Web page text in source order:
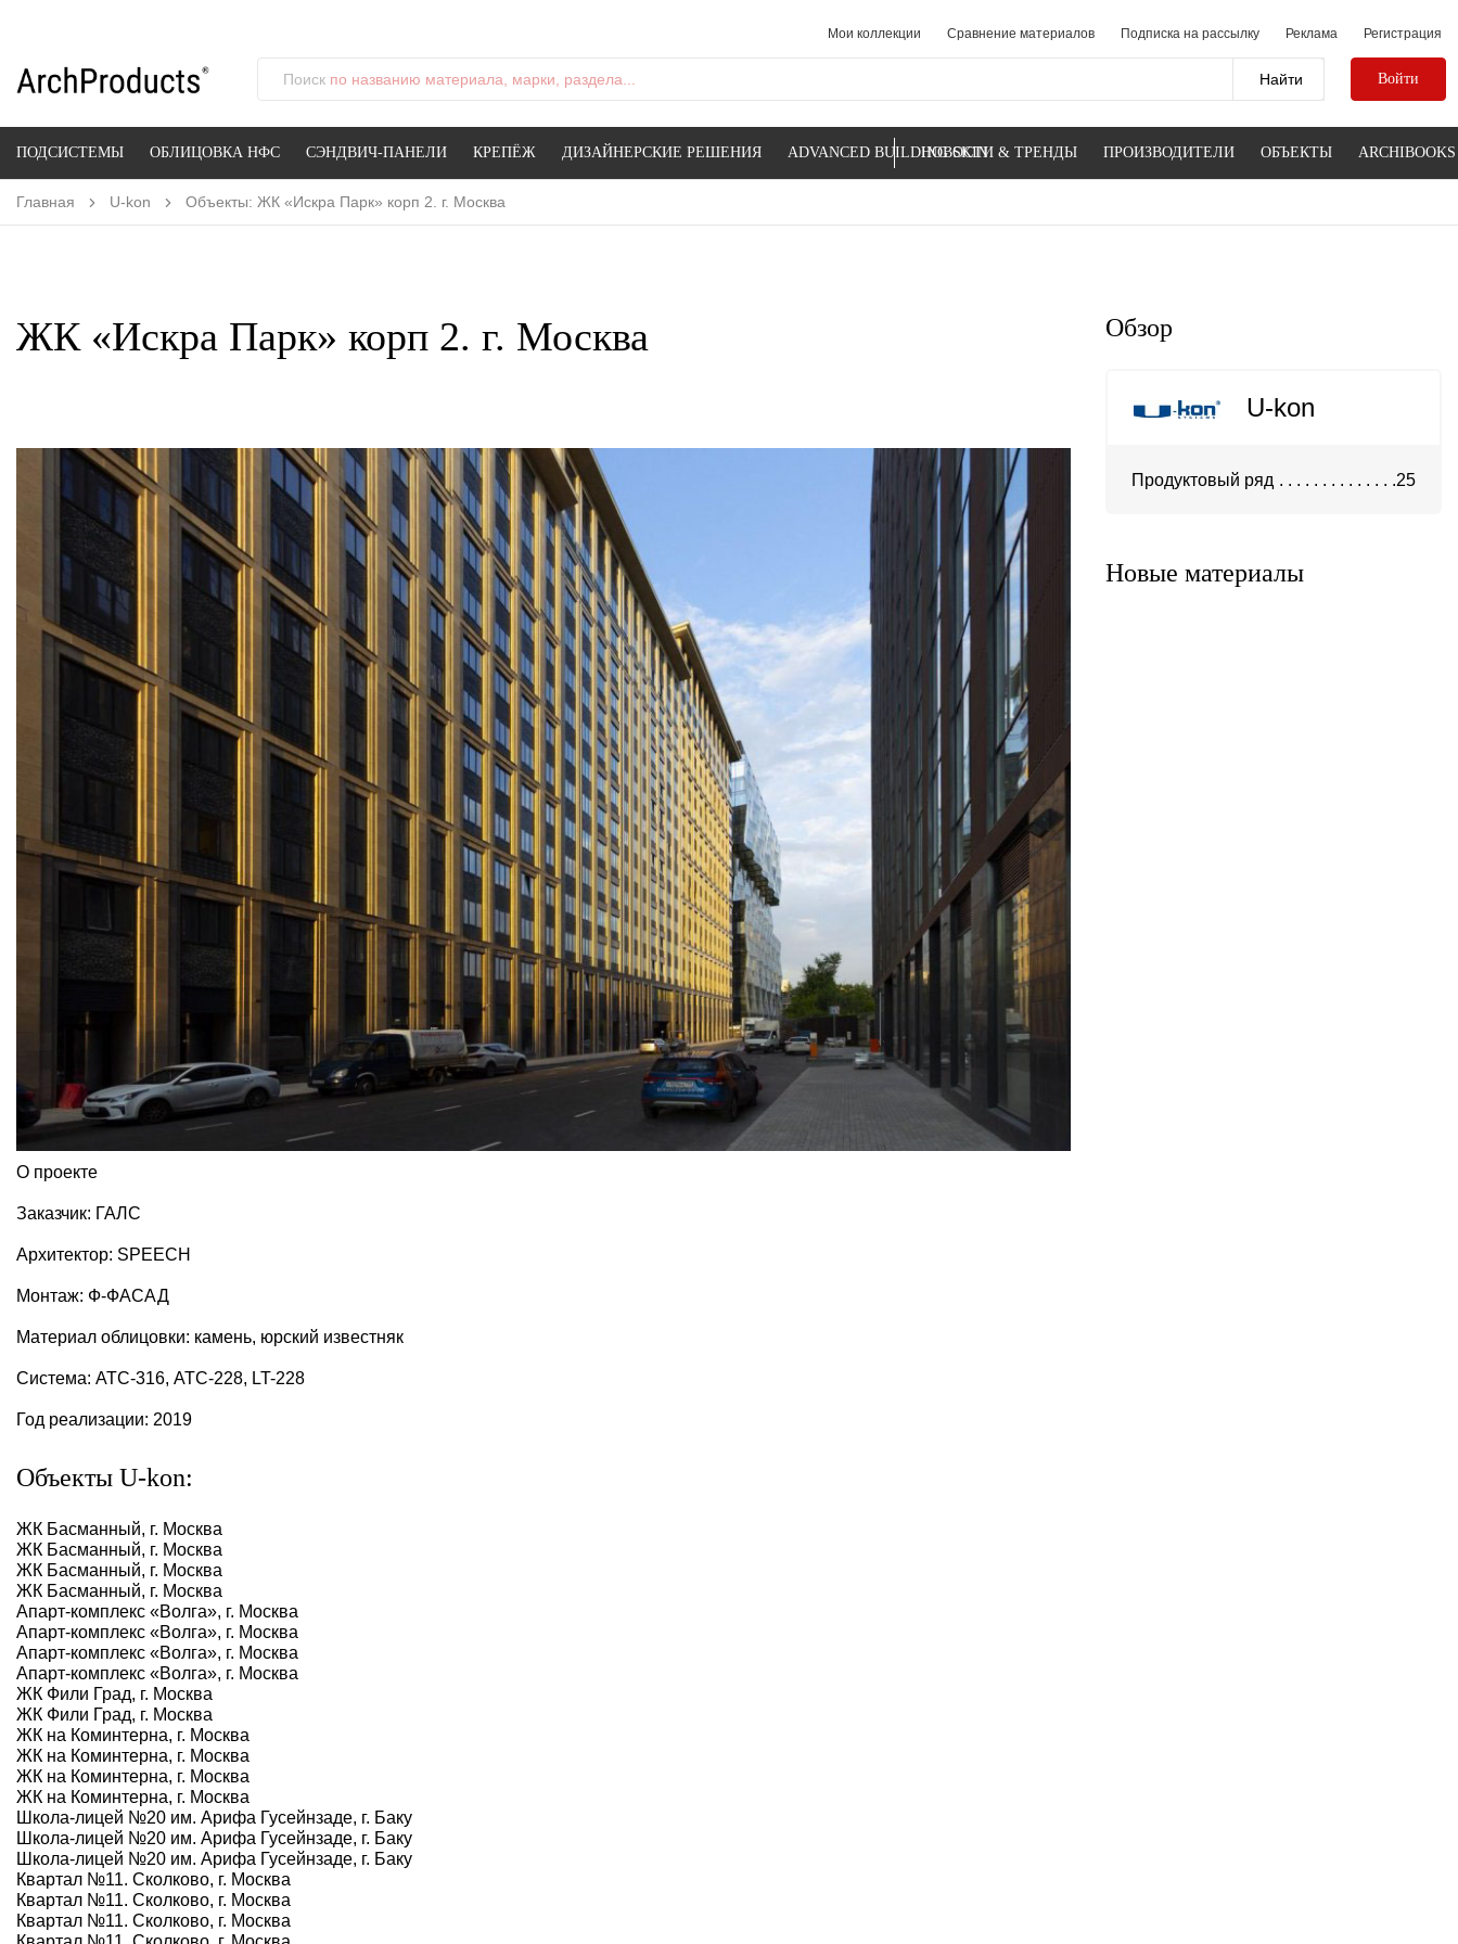
Мои коллекции Сравнение материалов Подписка на рассылку Реклама Регистрация
Поиск по названию материала, марки, раздела... Войти
ПОДСИСТЕМЫ ОБЛИЦОВКА НФС СЭНДВИЧ-ПАНЕЛИ КРЕПЁЖ ДИЗАЙНЕРСКИЕ РЕШЕНИЯ ADVANCED BUILDING SKINНОВОСТИ & ТРЕНДЫ ПРОИЗВОДИТЕЛИ ОБЪЕКТЫ ARCHIBOOKS
Главная U-kon Объекты: ЖК «Искра Парк» корп 2. г. Москва
ЖК «Искра Парк» корп 2. г. Москва
О проекте
Заказчик: ГАЛС
Архитектор: SPEECH
Монтаж: Ф-ФАСАД
Материал облицовки: камень, юрский известняк
Система: АТС-316, АТС-228, LT-228
Год реализации: 2019
Объекты U-kon:
ЖК Басманный, г. Москва
ЖК Басманный, г. Москва
ЖК Басманный, г. Москва
ЖК Басманный, г. Москва
Апарт-комплекс «Волга», г. Москва
Апарт-комплекс «Волга», г. Москва
Апарт-комплекс «Волга», г. Москва
Апарт-комплекс «Волга», г. Москва
ЖК Фили Град, г. Москва
ЖК Фили Град, г. Москва
ЖК на Коминтерна, г. Москва
ЖК на Коминтерна, г. Москва
ЖК на Коминтерна, г. Москва
ЖК на Коминтерна, г. Москва
Школа-лицей №20 им. Арифа Гусейнзаде, г. Баку
Школа-лицей №20 им. Арифа Гусейнзаде, г. Баку
Школа-лицей №20 им. Арифа Гусейнзаде, г. Баку
Квартал №11. Сколково, г. Москва
Квартал №11. Сколково, г. Москва
Квартал №11. Сколково, г. Москва
Обзор
U-kon
Продуктовый ряд 25
Новые материалы